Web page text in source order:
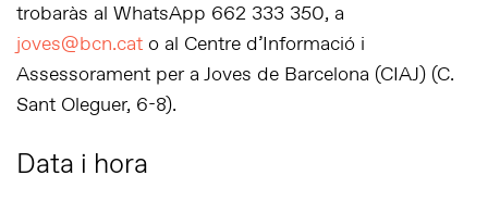
trobaràs al WhatsApp 662 333 350, a
joves@bcn.cat o al Centre d’Informació i
Assessorament per a Joves de Barcelona (CIAJ) (C.
Sant Oleguer, 6-8).
Data i hora